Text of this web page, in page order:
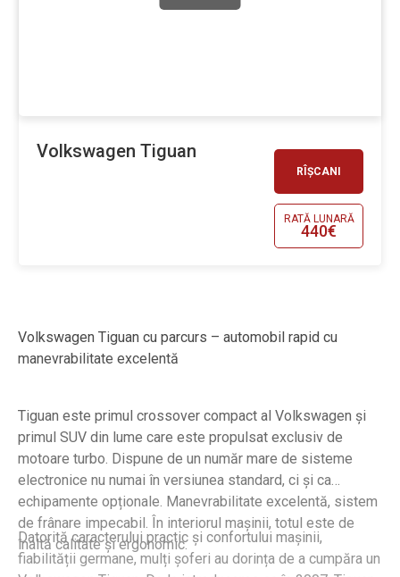
RÎȘCANI
RATĂ LUNARĂ
440€
Volkswagen Tiguan
Volkswagen Tiguan cu parcurs – automobil rapid cu
manevrabilitate excelentă
Tiguan este primul crossover compact al Volkswagen și
primul SUV din lume care este propulsat exclusiv de
motoare turbo. Dispune de un număr mare de sisteme
electronice nu numai în versiunea standard, ci și ca
echipamente opționale. Manevrabilitate excelentă, sistem
de frânare impecabil. În interiorul mașinii, totul este de
înaltă calitate și ergonomic.
Datorită caracterului practic și confortului mașinii,
fiabilității germane, mulți șoferi au dorința de a cumpăra un